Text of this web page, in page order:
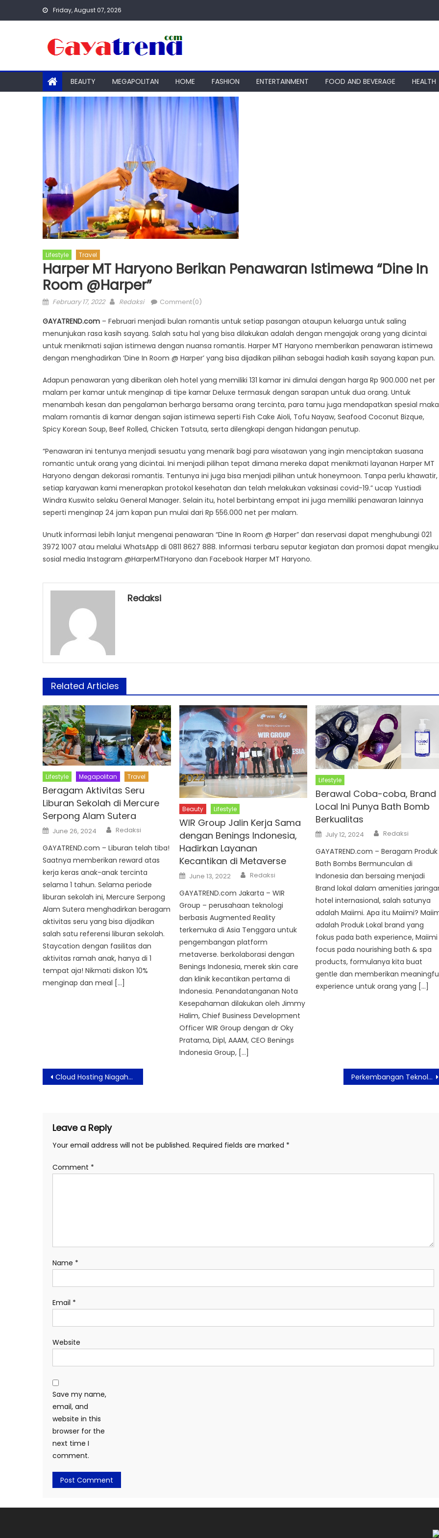
Friday, August 07, 2026
BEAUTY MEGAPOLITAN HOME FASHION ENTERTAINMENT FOOD AND BEVERAGE HEALTH
Lifestyle Travel
Harper MT Haryono Berikan Penawaran Istimewa “Dine In
Room @Harper”
Posted
February 17, 2022 Author
Redaksi Comment(0)
GAYATREND.com – Februari menjadi bulan romantis untuk setiap pasangan ataupun keluarga untuk saling
menunjukan rasa kasih sayang. Salah satu hal yang bisa dilakukan adalah dengan mengajak orang yang dicintai
untuk menikmati sajian istimewa dengan nuansa romantis. Harper MT Haryono memberikan penawaran istimewa
dengan menghadirkan ‘Dine In Room @ Harper’ yang bisa dijadikan pilihan sebagai hadiah kasih sayang kapan pun.
Adapun penawaran yang diberikan oleh hotel yang memiliki 131 kamar ini dimulai dengan harga Rp 900.000 net per
malam per kamar untuk menginap di tipe kamar Deluxe termasuk dengan sarapan untuk dua orang. Untuk
menambah kesan dan pengalaman berharga bersama orang tercinta, para tamu juga mendapatkan spesial
malam romantis di kamar dengan sajian istimewa seperti Fish Cake Aioli, Tofu Nayaw, Seafood Coconut Bizque,
Spicy Korean Soup, Beef Rolled, Chicken Tatsuta, serta dilengkapi dengan hidangan penutup.
“Penawaran ini tentunya menjadi sesuatu yang menarik bagi para wisatawan yang ingin menciptakan suasana
romantic untuk orang yang dicintai. Ini menjadi pilihan tepat dimana mereka dapat menikmati layanan Harper MT
Haryono dengan dekorasi romantis. Tentunya ini juga bisa menjadi pilihan untuk honeymoon. Tanpa perlu khawatir,
setiap karyawan kami menerapkan protokol kesehatan dan telah melakukan vaksinasi covid-19.” ucap Yustiadi
Windra Kuswito selaku General Manager. Selain itu, hotel berbintang empat ini juga memiliki penawaran lainnya
seperti menginap 24 jam kapan pun mulai dari Rp 556.000 net per malam.
Unutk informasi lebih lanjut mengenai penawaran “Dine In Room @ Harper” dan reservasi dapat menghubungi 021
3972 1007 atau melalui WhatsApp di 0811 8627 888. Informasi terbaru seputar kegiatan dan promosi dapat
sosial media Instagram @HarperMTHaryono dan Facebook Harper MT Haryono.
Redaksi
Related Articles
Lifestyle Megapolitan Travel
Beragam Aktivitas Seru
Liburan Sekolah di Mercure
Serpong Alam Sutera
Posted
on
June 26, 2024 Author
Redaksi
GAYATREND.com – Liburan telah tiba!
Saatnya memberikan reward atas
kerja keras anak-anak tercinta
selama 1 tahun. Selama periode
liburan sekolah ini, Mercure Serpong
Alam Sutera menghadirkan beragam
aktivitas seru yang bisa dijadikan
salah satu referensi liburan sekolah.
Staycation dengan fasilitas dan
aktivitas ramah anak, hanya di 1
tempat aja! Nikmati diskon 10%
menginap dan meal […]
Beauty Lifestyle
WIR Group Jalin Kerja Sama
dengan Benings Indonesia,
Hadirkan Layanan
Kecantikan di Metaverse
Posted
on
June 13, 2022 Author
Redaksi
GAYATREND.com Jakarta – WIR
Group – perusahaan teknologi
berbasis Augmented Reality
terkemuka di Asia Tenggara untuk
pengembangan platform
metaverse. berkolaborasi dengan
Benings Indonesia, merek skin care
dan klinik kecantikan pertama di
Indonesia. Penandatanganan Nota
Kesepahaman dilakukan oleh Jimmy
Halim, Chief Business Development
Officer WIR Group dengan dr Oky
Pratama, Dipl, AAAM, CEO Benings
Indonesia Group, […]
Lifestyle
Berawal Coba-coba, Brand
Local Ini Punya Bath Bomb
Berkualitas
Posted
on
July 12, 2024 Author
Redaksi
GAYATREND.com – Beragam Produk
Bath Bombs Bermunculan di
Indonesia dan bersaing menjadi
Brand lokal dalam amenities
hotel internasional, salah satunya
adalah Maiimi. Apa itu Maiimi?
adalah Produk Lokal brand yang
fokus pada bath experience, Maiimi
focus pada nourishing bath & spa
products, formulanya kita buat
gentle dan memberikan
experience untuk orang yang […]
Post
navigation
Cloud Hosting Niagahoster Berikan Solusi Website Bisnis Online Bertrafik Tinggi Perkembangan Teknologi Digital Percepat Tingkatkan Potensi dan Minat Anak
Leave a Reply
Your email address will not be published. Required fields are marked *
Comment *
Name *
Email *
Website
Save my name,
email, and
website in this
browser for the
next time I
comment.